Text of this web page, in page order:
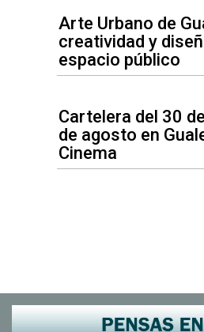
Arte Urbano de
creatividad y
espacio público
Cartelera del 30
de agosto en
Cinema